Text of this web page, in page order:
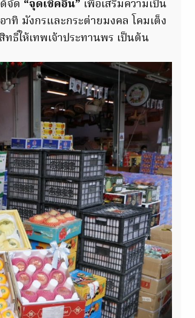
จัด “จุดเช็คอิน” เพื่อเสริมความเป็น
ทิ มังกรและกระต่ายมงคล โคมเต็ง
ธิ์ให้เทพเจ้าประทานพร เป็นต้น